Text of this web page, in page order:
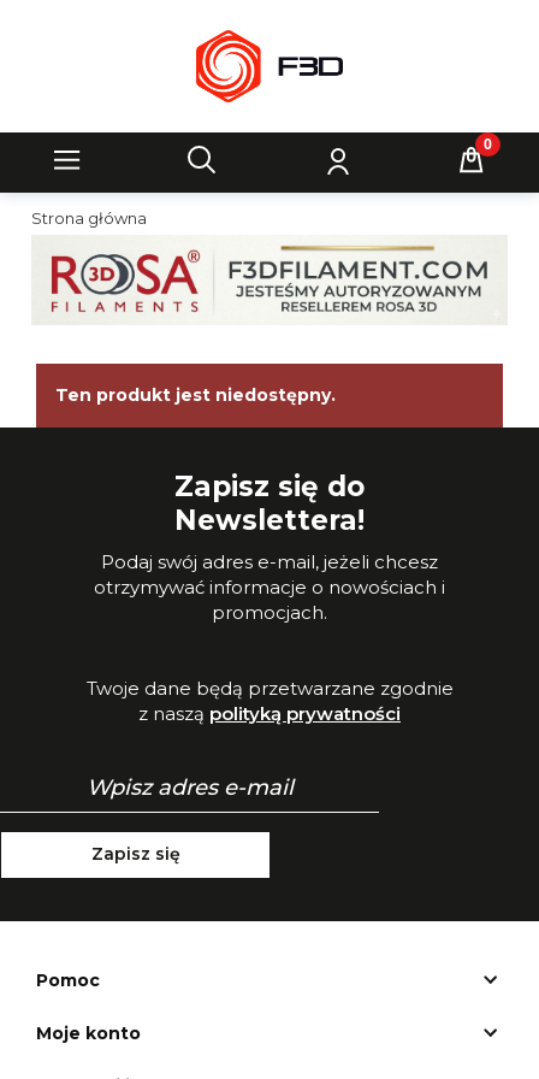
Strona główna
Ten produkt jest niedostępny.
Zapisz się do
Newslettera!
Podaj swój adres e-mail, jeżeli chcesz
otrzymywać informacje o nowościach i
promocjach.
Twoje dane będą przetwarzane zgodnie
z naszą polityką prywatności
Zapisz się
Pomoc
Moje konto